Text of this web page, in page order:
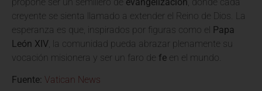
creyente se sienta llamado a extender el Reino de Dios. La
esperanza es que, inspirados por figuras como el Papa
León XIV , la comunidad pueda abrazar plenamente su
vocación misionera y ser un faro de fe en el mundo.
Fuente: Vatican News